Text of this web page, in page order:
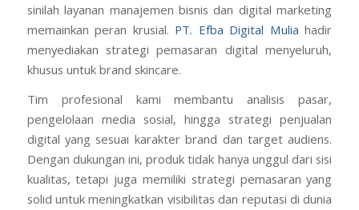
sinilah layanan manajemen bisnis dan digital marketing
memainkan peran krusial. PT. Efba Digital Mulia hadir
menyediakan strategi pemasaran digital menyeluruh,
khusus untuk brand skincare.
Tim profesional kami membantu analisis pasar,
pengelolaan media sosial, hingga strategi penjualan
digital yang sesuai karakter brand dan target audiens.
Dengan dukungan ini, produk tidak hanya unggul dari sisi
kualitas, tetapi juga memiliki strategi pemasaran yang
solid untuk meningkatkan visibilitas dan reputasi di dunia